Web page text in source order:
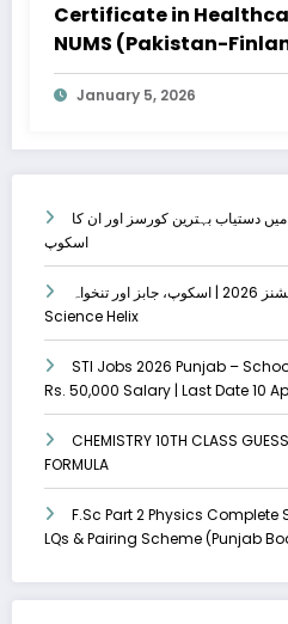
دستیاب بہترین کورسز اور ان کا
اسکوپ
انجینرنگ کے 30 بہترین آپشنز 2026 | اسکوپ، جابز اور تنخواہ –
Science Helix
STI Jobs 2026 Punjab –
Rs. 50,000 Salary | Last Date 10
CHEMISTRY 10TH CLASS
FORMULA
F.Sc Part 2 Physics Complete
LQs & Pairing Scheme (Punjab
Certificate in
NUMS (Pakistan-
Collaboration) –
January 5, 2026